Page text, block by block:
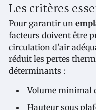
Les critères
Pour garantir un
facteurs doivent être
circulation d'air
réduit les pertes
déterminants :
Volume minimal
Hauteur sous